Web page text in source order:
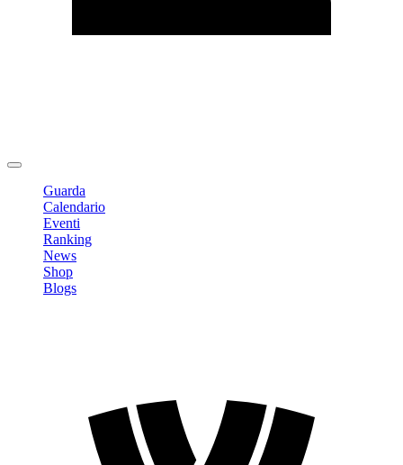
Guarda
Calendario
Eventi
Ranking
News
Shop
Blogs